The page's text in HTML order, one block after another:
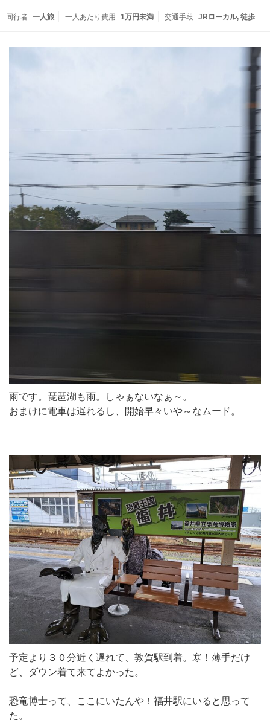
同行者 一人旅 一人あたり費用 1万円未満 交通手段 JRローカル 徒歩
雨です。琵琶湖も雨。しゃぁないなぁ～。
おまけに電車は遅れるし、開始早々いや～なムード。
予定より３０分近く遅れて、敦賀駅到着。寒！薄手だけ
ど、ダウン着て来てよかった。
恐竜博士って、ここにいたんや！福井駅にいると思って
た。